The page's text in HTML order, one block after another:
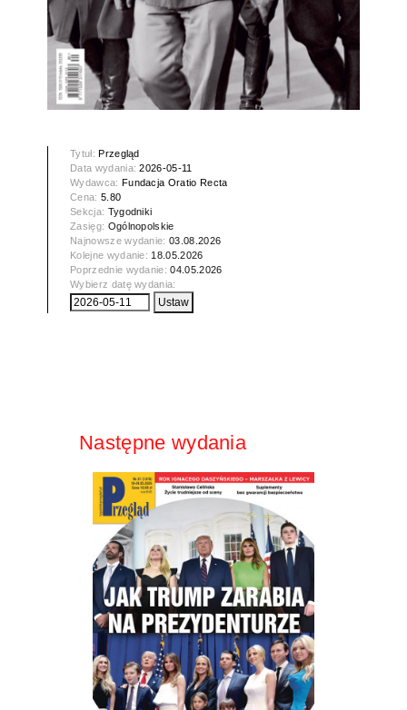
Tytuł:Przegląd
Data wydania:2026-05-11
Wydawca: Fundacja Oratio Recta
Cena: 5.80
Sekcja: Tygodniki
Zasięg: Ogólnopolskie
Najnowsze wydanie:03.08.2026
Kolejne wydanie: 18.05.2026
Poprzednie wydanie:04.05.2026
Wybierz datę wydania:
Następne wydania